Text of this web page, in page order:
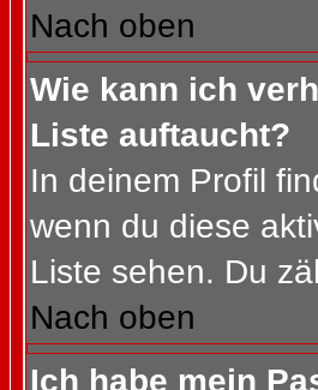
Nach oben
Wie kann ich
Liste auftaucht?
In deinem Profil
wenn du diese
Liste sehen. Du
Nach oben
Ich habe mein